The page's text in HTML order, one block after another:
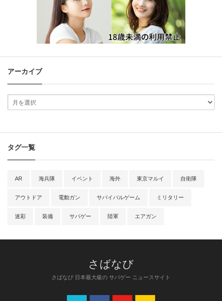
アーカイブ
タグ一覧
AR 海兵隊 イベント 海外 東京マルイ 自衛隊
アウトドア 電動ガン サバイバルゲーム ミリタリー
迷彩 装備 サバゲー 陸軍 エアガン
さばなび 日本最大級の サバゲー ニュースサイト